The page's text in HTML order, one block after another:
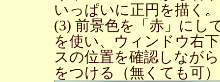
いっぱいに正円を描く。
(3) 前景色を「赤」にし
を使い、ウィンドウ右
スの位置を確認しなが
をつける（無くても可